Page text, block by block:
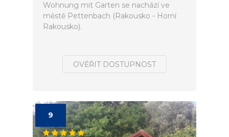
Wohnung mit Garten se nachází ve
městě Pettenbach (Rakousko - Horní
Rakousko).
OVĚŘIT DOSTUPNOST
9